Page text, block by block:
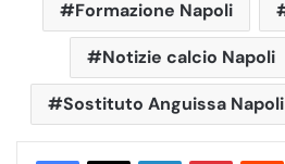
Formazione Napoli
Notizie calcio Napoli
Sostituto Anguissa Napoli